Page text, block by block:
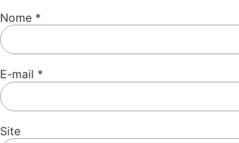
Nome *
E-mail *
Site